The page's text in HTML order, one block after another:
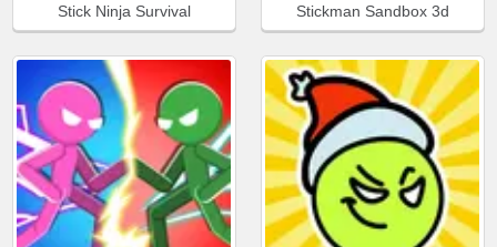
Stick Ninja Survival Stickman Sandbox 3d